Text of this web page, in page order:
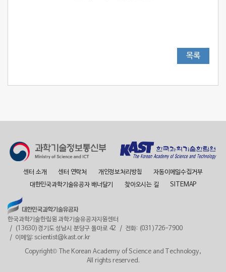
목록
센터 소개 센터 연락처 개인정보처리방침
자동이메일수집거부
대한민국과학기술유공자 배너달기
찾아오시는 길 SITEMAP
한국과학기술한림원 과학기술유공자지원센터
(13630)경기도 성남시 분당구 돌마로 42
전화: (031)726-7900
이메일: scientist@kast.or.kr
Copyright© The Korean Academy of Science and Technology,
All rights reserved.